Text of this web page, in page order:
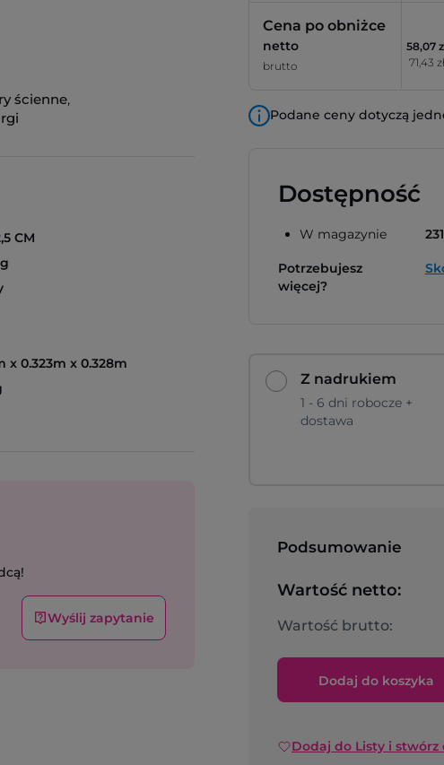
ścienne,
CM
x 0.323m x 0.328m
Wyślij zapytanie
Cena po obniżce
netto
brutto
58,07
71,43 zł
Podane ceny dotyczą
Dostępność
W magazynie
Potrzebujesz
więcej?
Z nadrukiem
1 - 6 dni robocze +
dostawa
Podsumowanie
Wartość netto:
Wartość brutto:
Dodaj do koszyka
Dodaj do Listy i stwórz